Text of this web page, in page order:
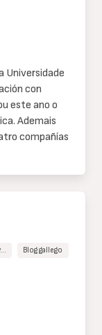
Universidade
con
este ano o
Ademais
compañías
Blog gallego